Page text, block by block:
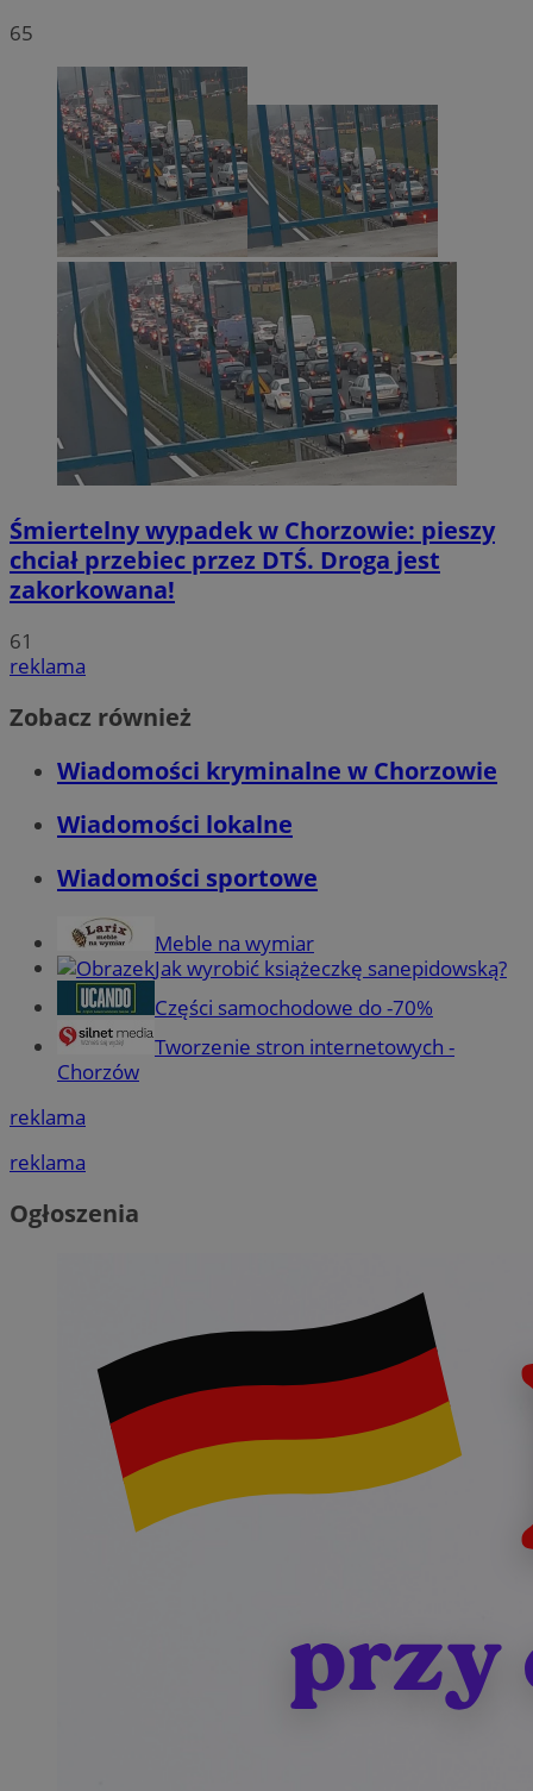
65
Śmiertelny wypadek w Chorzowie: pieszy
chciał przebiec przez DTŚ. Droga jest
zakorkowana!
61
reklama
Zobacz również
Wiadomości kryminalne w Chorzowie
Wiadomości lokalne
Wiadomości sportowe
Meble na wymiar
Jak wyrobić książeczkę sanepidowską?
Części samochodowe do -70%
Tworzenie stron internetowych -
Chorzów
reklama
reklama
Ogłoszenia